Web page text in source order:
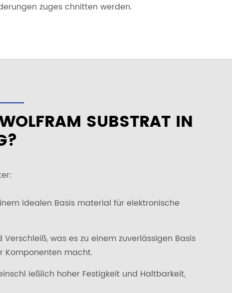
zuges chnitten werden.
SUBSTRAT IN
idealen Basis material für elektronische
was es zu einem zuverlässigen Basis
Komponenten macht.
ießlich hoher Festigkeit und Haltbarkeit,